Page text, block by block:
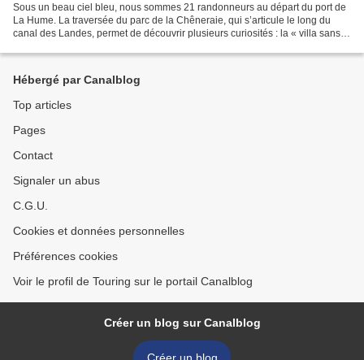
Sous un beau ciel bleu, nous sommes 21 randonneurs au départ du port de
La Hume. La traversée du parc de la Chêneraie, qui s’articule le long du
canal des Landes, permet de découvrir plusieurs curiosités : la « villa sans
Hébergé par Canalblog
Top articles
Pages
Contact
Signaler un abus
C.G.U.
Cookies et données personnelles
Préférences cookies
Voir le profil de Touring sur le portail Canalblog
Créer un blog sur Canalblog